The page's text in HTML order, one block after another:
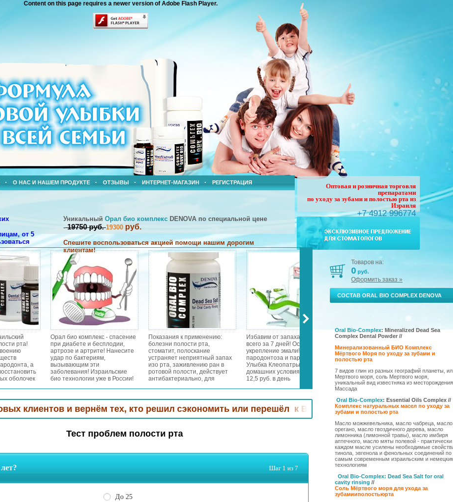
Content on this page requires a newer version of Adobe Flash Player.
О НАС И НАШЕМ ПРОДУКТЕ ОТЗЫВЫ ИНТЕРНЕТ-МАГАЗИН РЕГИСТРАЦИЯ
от 5
УникальныйОрал био комплекс DENOVA поспециальной цене
-19750 руб.19300 руб.
Спешите воспользоваться акцией помощи нашим дорогим
клиентам!
НАПИШИТЕ НАМ
Оптовая и розничная торговля
препаратами
по уходу за зубами и полостью рта из
Израиля
+7 4912 996774
рта!
а
оболочек
зубов и
Орал био комплекс - спасение
при диабете и бесплодии,
артрозе и артрите! Нанесите
удар по бактериям,
вызывающим эти
заболевания! Израильские
био технологии уже в России!
Показания к применению:
болезни полости рта,
стоматит, полоскание
устраняет неприятный запах
изо рта, заживлению ран в
ротовой полости, действует
антибактериально, для
гиперестезии зубов,
пародонтозе и кандидозе, при
аденоидах, ангинах, острых
тонзиллитах, воспалительные
респираторных заболеваниях,
Избавим от запаха изо рта
всего за 7 дней! Осветление и
укрепление эмали! Лечение
пародонтоза и пародонтита!
Улыбка Клеопатры в
домашних условиях всего за
12,5 руб. в день
Эксклюзивное предложение
для стоматологов!
Специальные цены и подарки!
Мы возвращаем к Вам
уйти к Вашим конкурентам.
и вернём тех,кто решил сэкономить или перешёл к Вашим конкурентам! Звоните - +7 4912
Тест проблем полости рта
Товаров на:
0 руб.
Оформить заказ »
СОСТАВ ORAL BIO COMPLEX DENOVA
Oral Bio-Complex: Mineralized Dead Sea
Complex Dental Powder //
Минерализованный БИО Комплекс
Мёртвого Моря по уходу за зубами и
полостью рта
7 видов глин из разных географий планеты, ил
Мертвого моря, соль Мертвого моря,
уникальный вид известняка из месторождения
Массада
Oral Bio-Complex: Essential Oils Complex //
Комплекс натуральных масел по уходу за
зубами и полостью рта
Масло можжевельника, масло чабреца, масло
орегано, масло гвоздичного дерева, масло
лимонника (лимонной травы), масло имбиря
аптечного, масло мяты полевой - практически
каждом масле усилены необходимые
тинола, эвгенола и фенольных соединений по
самым современным израильским и
технологиям
Oral Bio-Complex: Dead Sea Salt for oral
cavity rinsing //
Соль Мёртвого моря для ухода за
зубамииполостьюрта